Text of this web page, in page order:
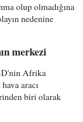
olup olmadığına
nedenine
merkezi
Afrika
aracı
biri olarak